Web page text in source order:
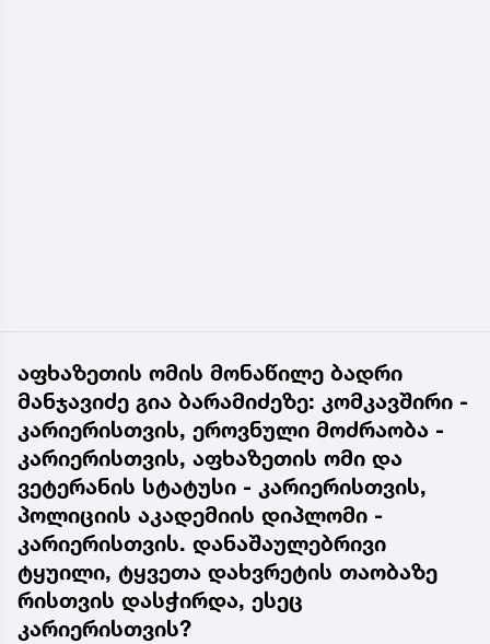
აფხაზეთის ომის მონაწილე ბადრი
მანჯავიძე გია ბარამიძეზე: კომკავშირი -
კარიერისთვის, ეროვნული მოძრაობა -
კარიერისთვის, აფხაზეთის ომი და
ვეტერანის სტატუსი - კარიერისთვის,
პოლიციის აკადემიის დიპლომი -
კარიერისთვის. დანაშაულებრივი
ტყუილი, ტყვეთა დახვრეტის თაობაზე
რისთვის დასჭირდა, ესეც
კარიერისთვის?